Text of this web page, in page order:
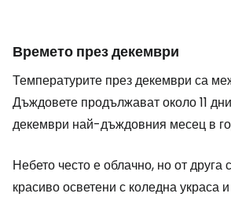
Времето през декември
Температурите през декември са
Дъждовете продължават около 11
декември най-дъждовния месец в
Небето често е облачно, но от друга
красиво осветени с коледна украса